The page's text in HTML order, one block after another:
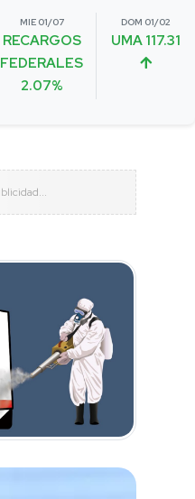
MIE 01/07
RECARGOS
FEDERALES
2.07%
DOM 01/02
UMA 117.31